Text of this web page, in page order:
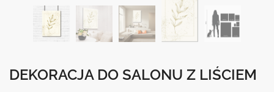
DEKORACJA DO SALONU Z LIŚCIEM